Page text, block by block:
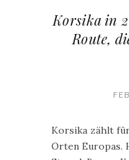
Korsika in
Route,
Korsika zählt
Orten Europas.